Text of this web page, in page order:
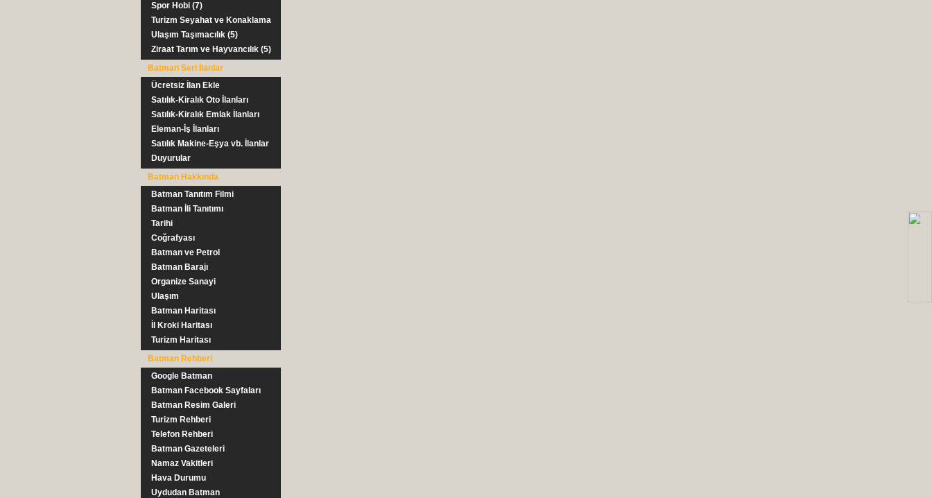
Spor Hobi (7)
Turizm Seyahat ve Konaklama
(9)Ulaşım Taşımacılık (5)
Ziraat Tarım ve Hayvancılık (5)
Batman Seri İlanlar
Ücretsiz İlan Ekle
Satılık-Kiralık Oto İlanları
Satılık-Kiralık Emlak İlanları
Eleman-İş İlanları
Satılık Makine-Eşya vb. İlanlar
Duyurular
Batman Hakkında
Batman Tanıtım Filmi
Batman İli Tanıtımı
Tarihi
Coğrafyası
Batman ve Petrol
Batman Barajı
Organize Sanayi
Ulaşım
Batman Haritası
İl Kroki Haritası
Turizm Haritası
Batman Rehberi
Google Batman
Batman Facebook Sayfaları
Batman Resim Galeri
Turizm Rehberi
Telefon Rehberi
Batman Gazeteleri
Namaz Vakitleri
Hava Durumu
Uydudan Batman